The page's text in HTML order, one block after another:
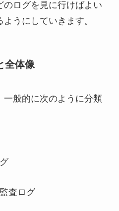
ログを見に行けばよい
うにしていきます。
全体像
一般的に次のように分類
査ログ